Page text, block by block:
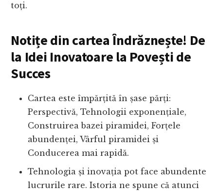
toți.
Notițe din cartea Îndrăznește! De
la Idei Inovatoare la Povești de
Succes
Cartea este împărțită în șase părți:
Perspectivă, Tehnologii exponențiale,
Construirea bazei piramidei, Forțele
abundenței, Vârful piramidei și
Conducerea mai rapidă.
Tehnologia și inovația pot face abundente
lucrurile rare. Istoria ne spune că atunci